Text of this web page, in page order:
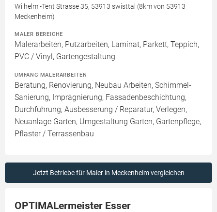
Wilhelm -Tent Strasse 35, 53913 swisttal (8km von 53913
Meckenheim)
MALER BEREICHE
Malerarbeiten, Putzarbeiten, Laminat, Parkett, Teppich,
PVC / Vinyl, Gartengestaltung
UMFANG MALERARBEITEN
Beratung, Renovierung, Neubau Arbeiten, Schimmel-
Sanierung, Imprägnierung, Fassadenbeschichtung,
Durchführung, Ausbesserung / Reparatur, Verlegen,
Neuanlage Garten, Umgestaltung Garten, Gartenpflege,
Pflaster / Terrassenbau
Jetzt Betriebe für Maler in Meckenheim vergleichen
OPTIMALermeister Esser